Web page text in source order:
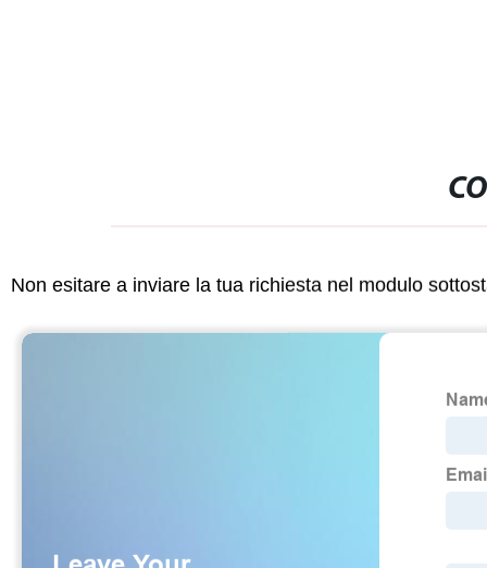
Non esitare a inviare la tua richiesta nel modulo